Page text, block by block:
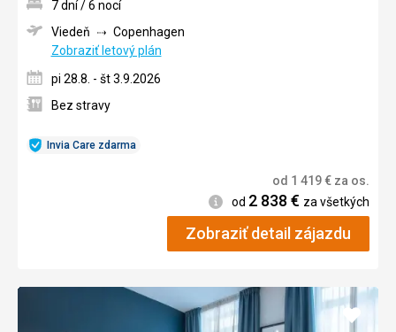
Invia Care zdarma
7 dní / 6 nocí
Viedeň
Copenhagen
Zobraziť letový plán
pi 28.8. - št 3.9.2026
Bez stravy
od 1 419€ za os.
Informácie
od 2 838 € za všetkých
Zobraziť detail zájazdu